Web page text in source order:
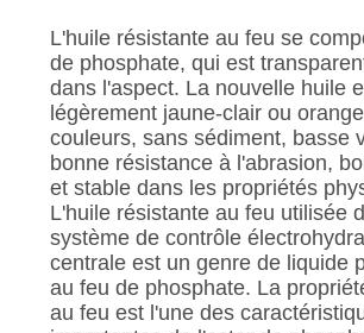
CITATION
PLAN
SITE
PRIVACY
POLICY
L'huile résistante au feu se
de phosphate, qui est
dans l'aspect. La nouvelle huile
légèrement jaune-clair ou
couleurs, sans sédiment, basse
bonne résistance à l'abrasion,
et stable dans les propriétés
L'huile résistante au feu utilisée
système de contrôle
centrale est un genre de liquide
au feu de phosphate. La
au feu est l'une des